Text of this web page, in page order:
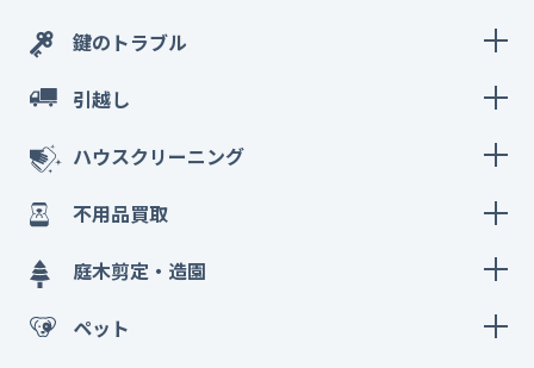
鍵のトラブル
引越し
ハウスクリーニング
不用品買取
庭木剪定・造園
ペット